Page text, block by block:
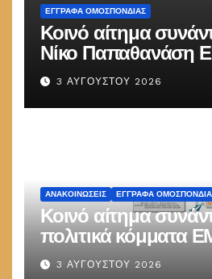
ΕΓΓΡΑΦΑ ΟΜΟΣΠΟΝΔΙΑΣ
Κοινό αίτημα
Νίκο Παπαθανάση
ΠΟΜΗΤΕΔΥ
3 ΑΥΓΟΎΣΤΟΥ 2026
ΑΝΑΚΟΙΝΏΣΕΙΣ ΕΓΓΡΑΦΑ
Κοινό αίτημα
πολιτικά κόμματα
ΠΟΜΗΤΕΔΥ
3 ΑΥΓΟΎΣΤΟΥ 2026